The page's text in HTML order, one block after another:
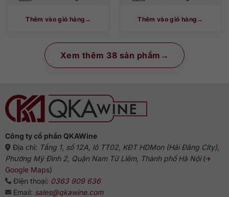
Thêm vào giỏ hàng Thêm vào giỏ hàng
Xem thêm 38 sản phẩm
Công ty cổ phần QKAWine
Địa chỉ: Tầng 1, số 12A, lô TT02, KĐT HDMon (Hải Đăng City),
Phường Mỹ Đình 2, Quận Nam Từ Liêm, Thành phố Hà Nội(
Google Maps)
Điện thoại: 0363 909 636
Email: sales@qkawine.com